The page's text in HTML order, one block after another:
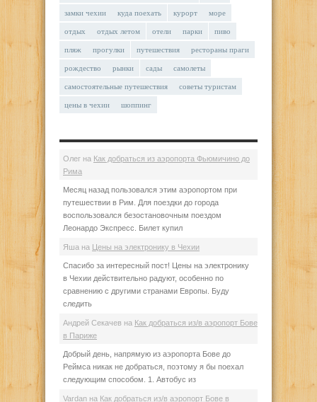
замки чехии куда поехать курорт море
отдых отдых летом отели парки пиво
пляж прогулки путешествия рестораны праги
рождество рынки сады самолеты
самостоятельные путешествия советы туристам
цены в чехии шоппинг
Олег на Как добраться из аэропорта Фьюмичино до
Рима
Месяц назад пользовался этим аэропортом при
путешествии в Рим. Для поездки до города
воспользовался безостановочным поездом
Леонардо Экспресс. Билет купил
Яша на Цены на электронику в Чехии
Спасибо за интересный пост! Цены на электронику
в Чехии действительно радуют, особенно по
сравнению с другими странами Европы. Буду
следить
Андрей Секачев на Как добраться из/в аэропорт Бове
в Париже
Добрый день, напрямую из аэропорта Бове до
Реймса никак не добраться, поэтому я бы поехал
следующим способом. 1. Автобус из
Vardan на Как добраться из/в аэропорт Бове в